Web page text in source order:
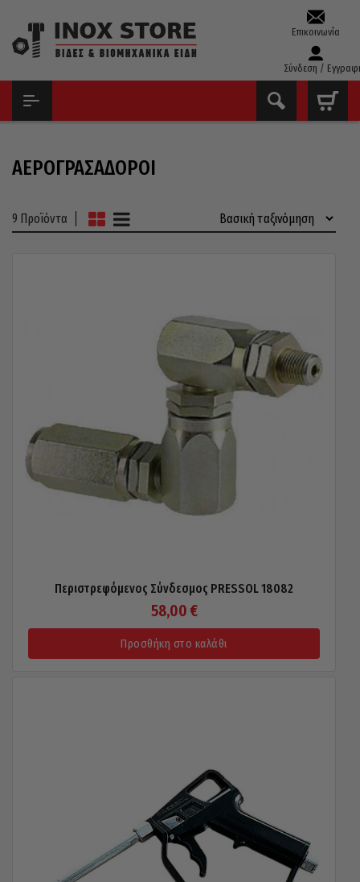
Επικοινωνία
Σύνδεση /
ΑΕΡΟΓΡΑΣΑΔΌΡΟΙ
9 Προϊόντα
Περιστρεφόμενος Σύνδεσμος PRESSOL 18082
58,00 €
Προσθήκη στο καλάθι